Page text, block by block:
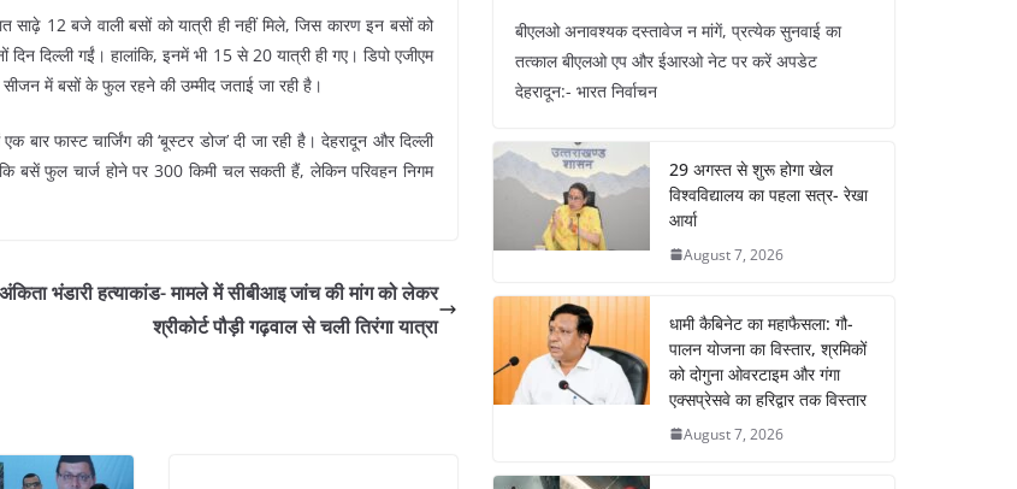
साढ़े 12 बजे वाली बसों को यात्री ही नहीं मिले, जिस कारण इन बसों को
दिल्ली गईं। हालांकि, इनमें भी 15 से 20 यात्री ही गए। डिपो एजीएम
सीजन में बसों के फुल रहने की उम्मीद जताई जा रही है।
बार फास्ट चार्जिंग की ‘बूस्टर डोज’ दी जा रही है। देहरादून और दिल्ली
बसें फुल चार्ज होने पर 300 किमी चल सकती हैं, लेकिन परिवहन निगम
अंकिता भंडारी हत्याकांड- मामले में सीबीआइ जांच की मांग को लेकर
श्रीकोर्ट पौड़ी गढ़वाल से चली तिरंगा यात्रा
बीएलओ अनावश्यक दस्तावेज न मांगें, प्रत्येक सुनवाई का
तत्काल बीएलओ एप और ईआरओ नेट पर करें अपडेट
देहरादून:- भारत निर्वाचन
29 अगस्त से शुरू होगा खेल
विश्वविद्यालय का पहला सत्र- रेखा
आर्या
August 7, 2026
धामी कैबिनेट का महाफैसला: गौ-
पालन योजना का विस्तार, श्रमिकों
को दोगुना ओवरटाइम और गंगा
एक्सप्रेसवे का हरिद्वार तक विस्तार
August 7, 2026